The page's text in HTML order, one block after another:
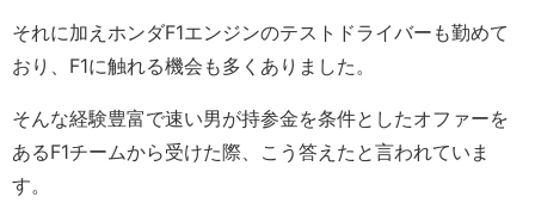
それに加えホンダF1エンジンのテストドライバーも勤めて
おり、F1に触れる機会も多くありました。
そんな経験豊富で速い男が持参金を条件としたオファーを
あるF1チームから受けた際、こう答えたと言われていま
す。